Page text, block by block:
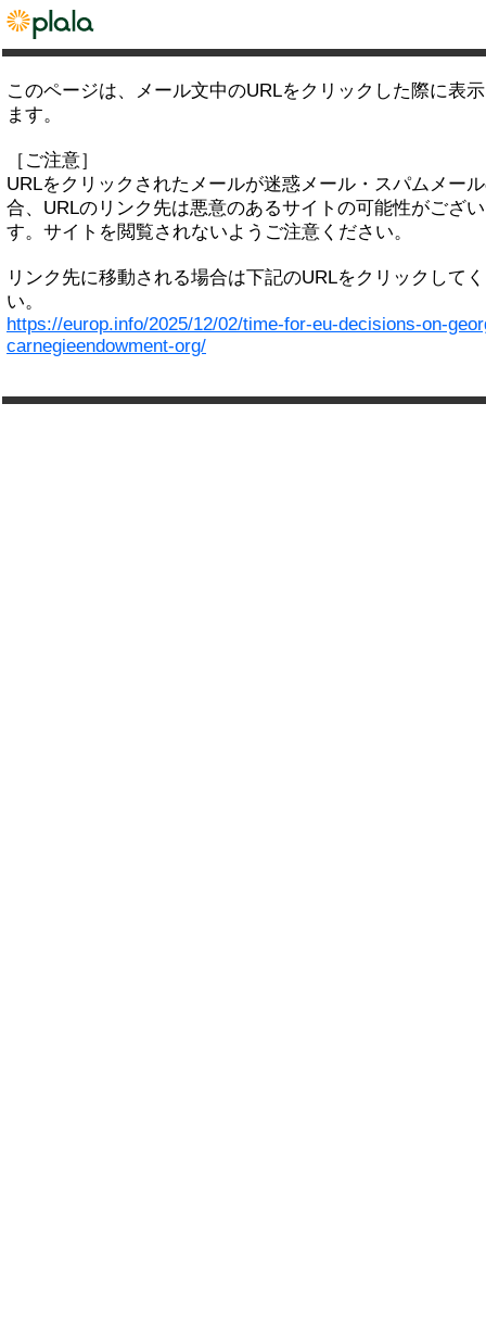
このページは、メール文中のURLをクリックした際に表
ます。
［ご注意］
URLをクリックされたメールが迷惑メール・スパムメー
合、URLのリンク先は悪意のあるサイトの可能性がござ
す。サイトを閲覧されないようご注意ください。
リンク先に移動される場合は下記のURLをクリックして
い。
https://europ.info/2025/12/02/time-for-eu-decisions-on-
carnegieendowment-org/